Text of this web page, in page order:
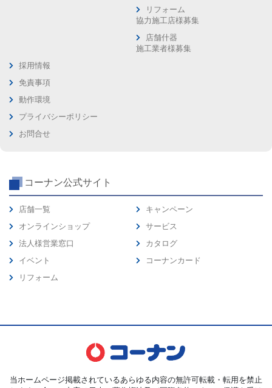
リフォーム
協力施工店様募集
店舗什器
施工業者様募集
採用情報
免責事項
動作環境
プライバシーポリシー
お問合せ
コーナン公式サイト
店舗一覧
オンラインショップ
法人様営業窓口
イベント
リフォーム
キャンペーン
サービス
カタログ
コーナンカード
当ホームページ掲載されているあらゆる内容の無許可転載・転用を禁止